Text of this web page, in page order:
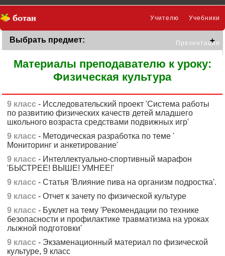
Учебники
Учителю
Презентации
Выбрать предмет:
Материалы преподавателю к уроку:
Физическая культура
9 класс - Исследовательский проект 'Система работы
по развитию физических качеств детей младшего
школьного возраста средствами подвижных игр'
9 класс - Методическая разработка по теме '
Мониторинг и анкетирование'
9 класс - Интеллектуально-спортивный марафон
'БЫСТРЕЕ! ВЫШЕ! УМНЕЕ!'
9 класс - Статья 'Влияние пива на организм подростка'.
9 класс - Отчет к зачету по физической культуре
9 класс - Буклет на тему 'Рекомендации по технике
безопасности и профилактике травматизма на уроках
лыжной подготовки'
9 класс - Экзаменационный материал по физической
культуре, 9 класс